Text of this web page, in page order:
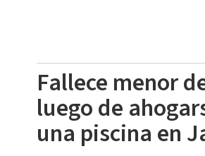
Fallece menor
luego de
una piscina en